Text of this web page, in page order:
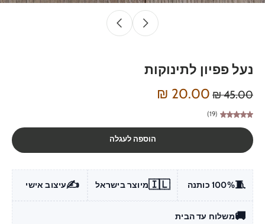
נעל פפיון לתינוקות
45.00 ₪
20.00 ₪
(19)
הוספה לעגלה
🧵100% כותנה 🇮🇱מיוצר בישראל ✍️עיצוב אישי
🚚משלוח עד הבית